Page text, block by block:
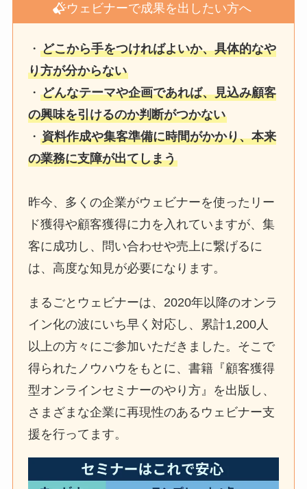
ウェビナーで成果を出したい方へ
・どこから手をつければよいか、具体的なや
り方が分からない
・どんなテーマや企画であれば、見込み顧客
の興味を引けるのか判断がつかない
・資料作成や集客準備に時間がかかり、本来
の業務に支障が出てしまう
昨今、多くの企業がウェビナーを使ったリー
ド獲得や顧客獲得に力を入れていますが、集
客に成功し、問い合わせや売上に繋げるに
は、高度な知見が必要になります。
まるごとウェビナーは、2020年以降のオンラ
イン化の波にいち早く対応し、累計1,200人
以上の方々にご参加いただきました。そこで
得られたノウハウをもとに、書籍『顧客獲得
型オンラインセミナーのやり方』を出版し、
さまざまな企業に再現性のあるウェビナー支
援を行ってます。